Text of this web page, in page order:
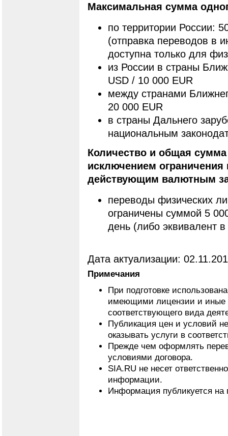
Максимальная сумма
по территории России:
(отправка переводов в
доступна только для
из России в страны
USD / 10 000 EUR
между странами
20 000 EUR
в страны Дальнего
национальным
Количество и общая
исключением ограничения
действующим валютным
переводы физических
ограничены суммой 5
день (либо эквивалент
Дата актуализации:
Примечания
При подготовке
имеющими лицензии и иные
соответствующего вида
Публикация цен и условий
оказывать услуги в
Прежде чем оформлять
условиями договора.
SIA.RU не несет
информации.
Информация публикуется на